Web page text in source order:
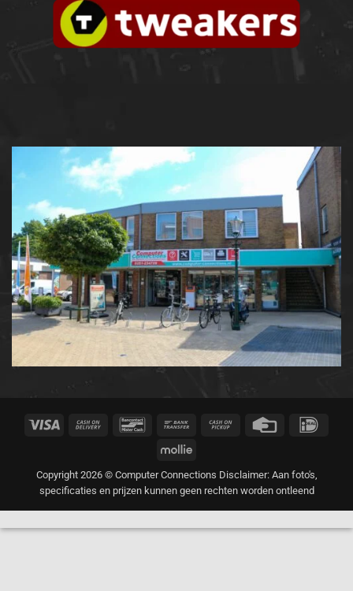
Visa
Cash
Bancontact Bank
Cash
Credit
Mollie
Copyright 2026 © Computer Connections Disclaimer: Aan foto's,
specificaties en prijzen kunnen geen rechten worden ontleend